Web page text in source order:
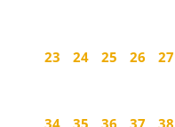
23 24 25 26 27
34 35 36 37 38